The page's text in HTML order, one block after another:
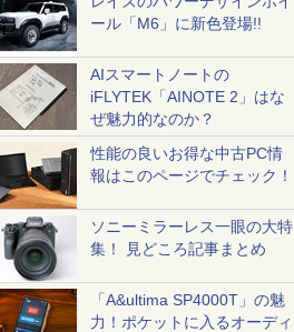
ール「M6」に新色登場!!
AIスマートノートの
iFLYTEK「AINOTE 2」はな
ぜ魅力的なのか？
性能の良いお得な中古PC情
報はこのページでチェック！
ソニーミラーレス一眼の大特
集！ 見どころ記事まとめ
「A&ultima SP4000T」の魅
力！ポケットに入るオーディ